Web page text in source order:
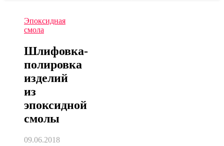
Эпоксидная
смола
Шлифовка-
полировка
изделий
из
эпоксидной
смолы
09.06.2018